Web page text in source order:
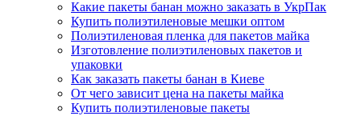
Какие пакеты банан можно заказать в УкрПак
Купить полиэтиленовые мешки оптом
Полиэтиленовая пленка для пакетов майка
Изготовление полиэтиленовых пакетов и
упаковки
Как заказать пакеты банан в Киеве
От чего зависит цена на пакеты майка
Купить полиэтиленовые пакеты